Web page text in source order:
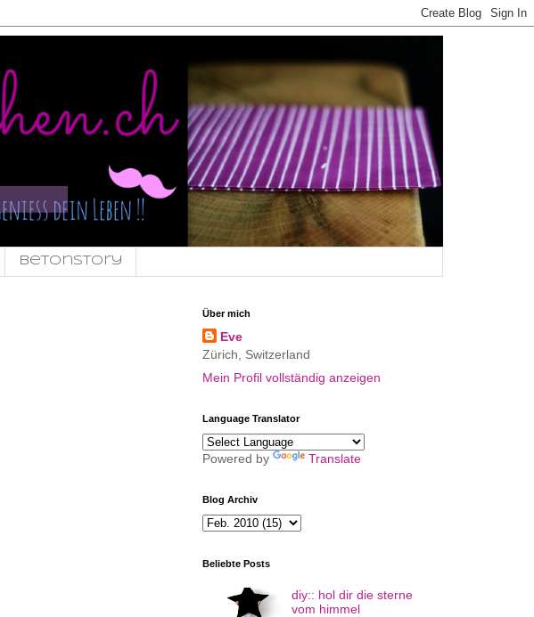
Betonstory
Über mich
Eve
Zürich, Switzerland
Mein Profil vollständig anzeigen
Language Translator
Powered by Translate
Blog Archiv
Beliebte Posts
diy:: hol dir die sterne
vom himmel